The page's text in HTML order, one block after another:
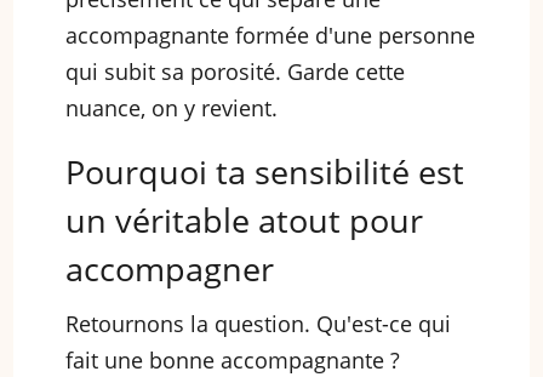
accompagnante formée d'une personne
qui subit sa porosité. Garde cette
nuance, on y revient.
Pourquoi ta sensibilité est
un véritable atout pour
accompagner
Retournons la question. Qu'est-ce qui
fait une bonne accompagnante ?